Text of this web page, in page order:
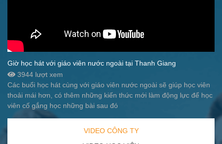
Giờ học hát với giáo viên nước ngoài tại Thanh Giang
3944 lượt xem
Các buổi học hát cùng với giáo viên nước ngoài sẽ giúp học viên
thoải mái hơn, có thêm những kiến thức mới làm động lực để học
viên cố gắng học những bài sau đó
VIDEO CÔNG TY